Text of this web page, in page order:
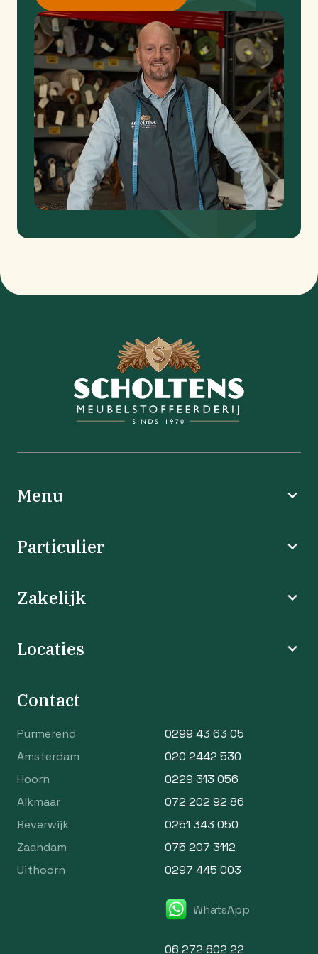
Menu
Particulier
Zakelijk
Locaties
Contact
Purmerend
0299 43 63 05
Amsterdam
020 2442 530
Hoorn
0229 313 056
Alkmaar
072 202 92 86
Beverwijk
0251 343 050
Zaandam
075 207 3112
Uithoorn
0297 445 003
WhatsApp
06 272 602 22